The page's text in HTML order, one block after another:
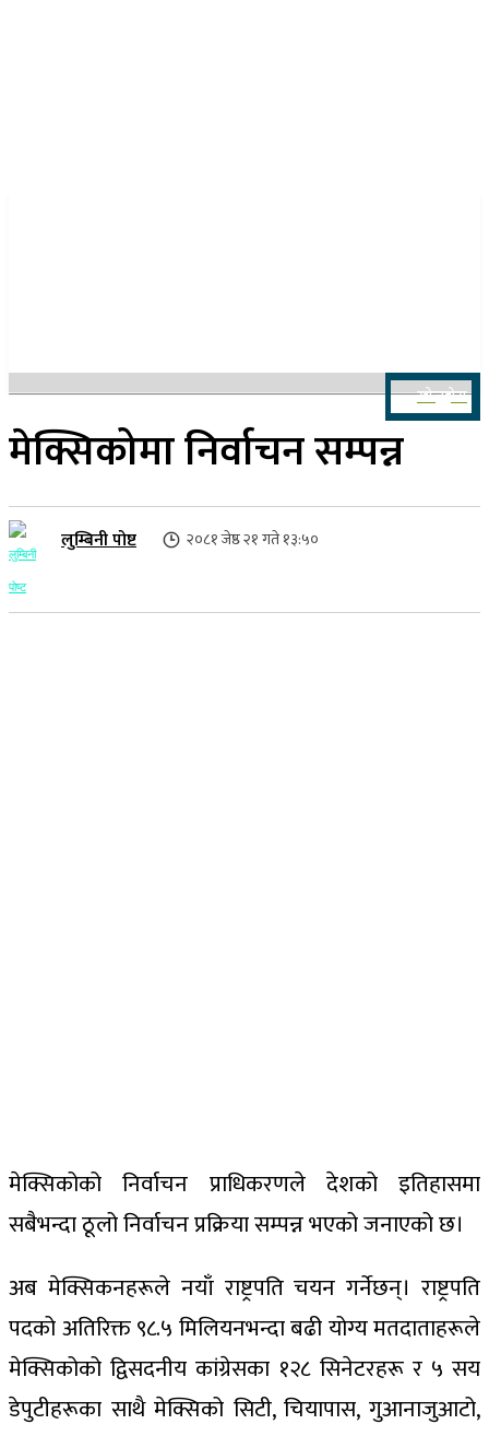
खोज्नुहोस
मेक्सिकोमा निर्वाचन सम्पन्न
लुम्बिनी पोष्ट २०८१ जेष्ठ २१ गते १३:५०
मेक्सिकोको निर्वाचन प्राधिकरणले देशको इतिहासमा
सबैभन्दा ठूलो निर्वाचन प्रक्रिया सम्पन्न भएको जनाएको छ।
अब मेक्सिकनहरूले नयाँ राष्ट्रपति चयन गर्नेछन्। राष्ट्रपति
पदको अतिरिक्त ९८.५ मिलियनभन्दा बढी योग्य मतदाताहरूले
मेक्सिकोको द्विसदनीय कांग्रेसका १२८ सिनेटरहरू र ५ सय
डेपुटीहरूका साथै मेक्सिको सिटी, चियापास, गुआनाजुआटो,